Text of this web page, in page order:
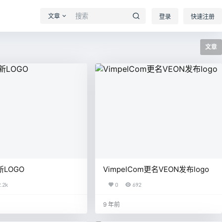
文章 登录 快速注册
文章
LOGO VimpelCom更名VEON发布logo
0 692
9 年前